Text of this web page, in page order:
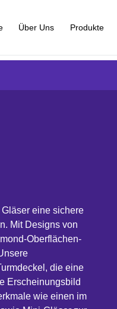
Über Uns Produkte
eine sichere
Mit Designs von
Oberflächen-
die eine
Erscheinungsbild
wie einen im